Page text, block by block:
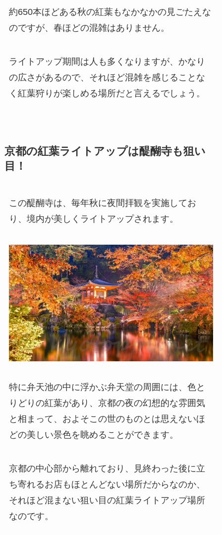
約650本ほどある秋の紅葉もなかなかの見ごたえな
のですが、春ほどの混雑はありません。
ライトアップ期間は人も多くなりますが、かなり
の広さがあるので、それほど混雑を感じることな
く紅葉狩りが楽しめる場所だと言えるでしょう。
京都の紅葉ライトアップは醍醐寺も狙い
目！
この醍醐寺は、毎年秋に夜間拝観を実施してお
り、境内が美しくライトアップされます。
特に弁天池の中に浮かぶ弁天堂の周囲には、色と
りどりの紅葉があり、京都の夜の幻想的な雰囲気
と相まって、およそこの世のものとは思えないほ
どの美しい景色を眺めることができます。
京都の中心部から離れており、見終わった後に立
ち寄れるお店もほとんどない場所だからなのか、
それほど混まない狙い目の紅葉ライトアップ場所
なのです。